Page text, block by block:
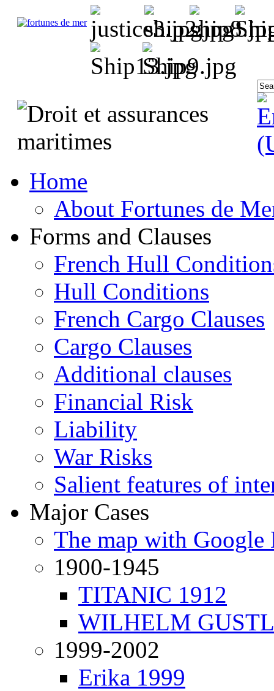
Home
About Fortunes de
Forms and Clauses
French Hull
Hull Conditions
French Cargo Clauses
Cargo Clauses
Additional clauses
Financial Risk
Liability
War Risks
Salient features of
Major Cases
The map with Google
1900-1945
TITANIC 1912
WILHELM
1999-2002
Erika 1999